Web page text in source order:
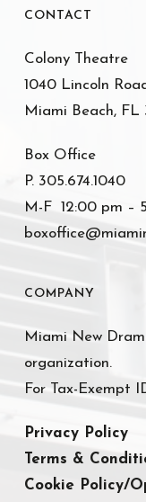
CONTACT
Colony Theatre
1040 Lincoln
Miami Beach, FL
Box Office
P. 305.674.1040
M-F 12:00 pm –
COMPANY
Miami New
organization.
For Tax-Exempt
Privacy Policy
Terms &
Cookie Policy/